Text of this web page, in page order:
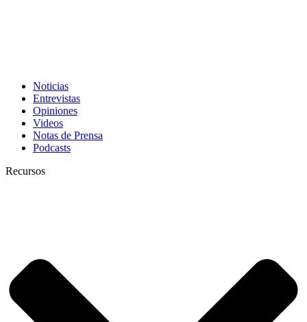
Noticias
Entrevistas
Opiniones
Videos
Notas de Prensa
Podcasts
Recursos